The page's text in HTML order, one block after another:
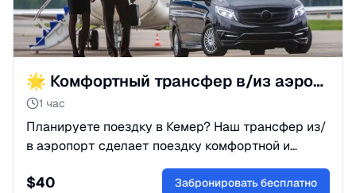
🌟 Комфортный трансфер в/из аэропорта Анталии
1 час
Планируете поездку в Кемер? Наш трансфер из/
в аэропорт сделает поездку комфортной и
быстрой. Забираем и доставляем прямо к
вашему отелю!
$40 Забронировать бесплатно